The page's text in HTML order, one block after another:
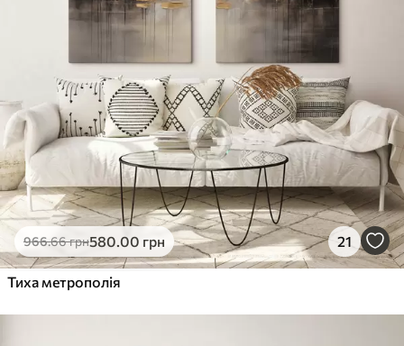
966.66грн580.00 грн 21
Тиха метрополія